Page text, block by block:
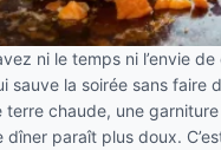
ni le temps ni l’envie de
sauve la soirée sans faire
terre chaude, une
paraît plus doux.